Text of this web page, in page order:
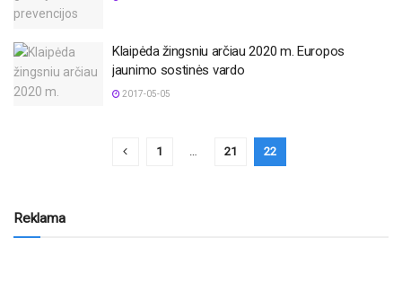
Klaipėda žingsniu arčiau 2020 m. Europos
jaunimo sostinės vardo
2017-05-05
1 … 21 22
Reklama